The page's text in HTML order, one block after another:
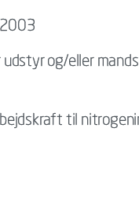
og/eller
til